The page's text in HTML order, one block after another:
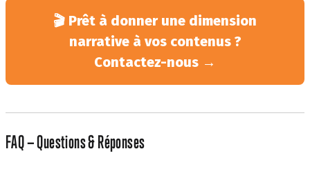
🎬 Prêt à donner une dimension
narrative à vos contenus ?
Contactez-nous →
FAQ — Questions & Réponses